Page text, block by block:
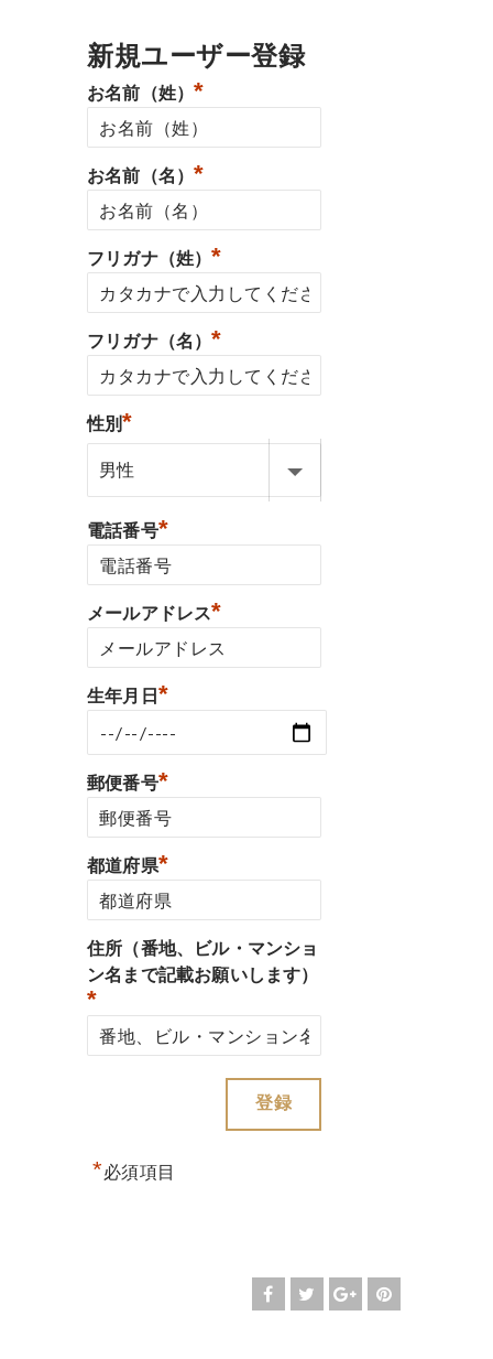
新規ユーザー登録
お名前（姓）*
お名前（名）*
フリガナ（姓）*
フリガナ（名）*
性別*
電話番号*
メールアドレス*
生年月日 *
郵便番号*
都道府県*
住所（番地、ビル・マンショ
ン名まで記載お願いします）
*
*必須項目